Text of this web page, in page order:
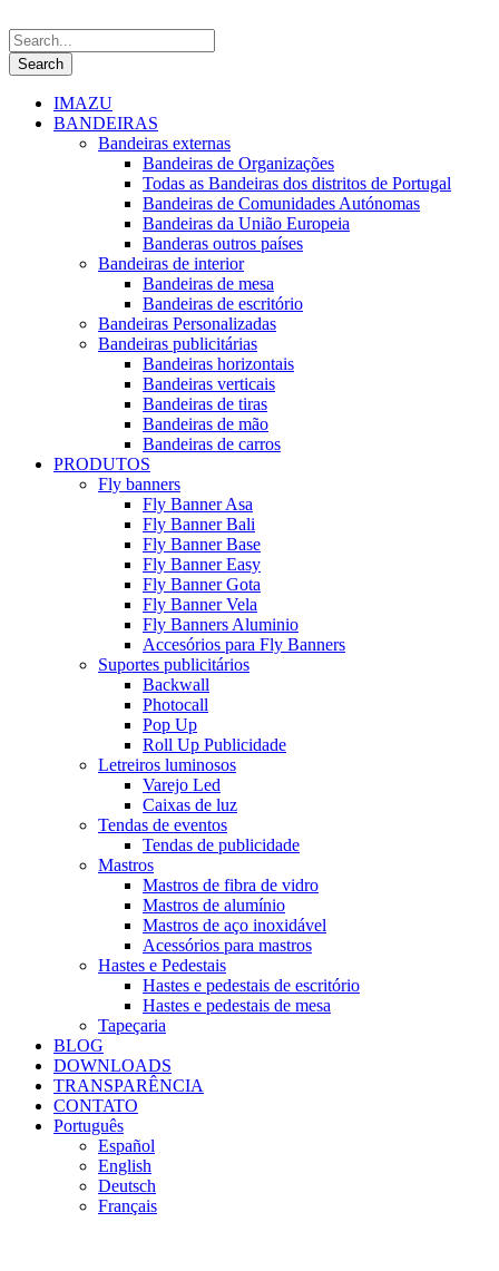
IMAZU
BANDEIRAS
Bandeiras externas
Bandeiras de Organizações
Todas as Bandeiras dos distritos de Portugal
Bandeiras de Comunidades Autónomas
Bandeiras da União Europeia
Banderas outros países
Bandeiras de interior
Bandeiras de mesa
Bandeiras de escritório
Bandeiras Personalizadas
Bandeiras publicitárias
Bandeiras horizontais
Bandeiras verticais
Bandeiras de tiras
Bandeiras de mão
Bandeiras de carros
PRODUTOS
Fly banners
Fly Banner Asa
Fly Banner Bali
Fly Banner Base
Fly Banner Easy
Fly Banner Gota
Fly Banner Vela
Fly Banners Aluminio
Accesórios para Fly Banners
Suportes publicitários
Backwall
Photocall
Pop Up
Roll Up Publicidade
Letreiros luminosos
Varejo Led
Caixas de luz
Tendas de eventos
Tendas de publicidade
Mastros
Mastros de fibra de vidro
Mastros de alumínio
Mastros de aço inoxidável
Acessórios para mastros
Hastes e Pedestais
Hastes e pedestais de escritório
Hastes e pedestais de mesa
Tapeçaria
BLOG
DOWNLOADS
TRANSPARÊNCIA
CONTATO
Português
Español
English
Deutsch
Français